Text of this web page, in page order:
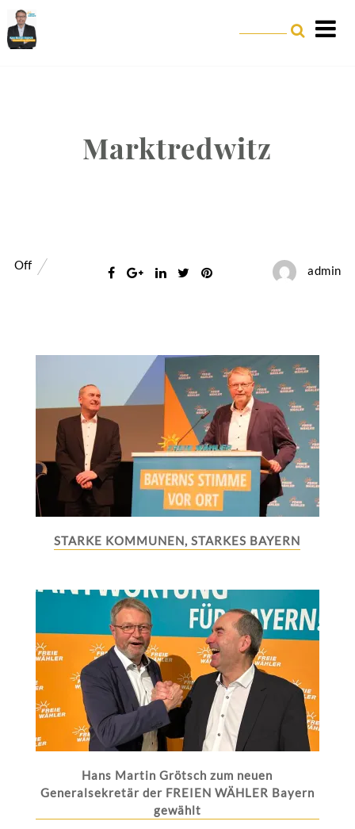
Marktredwitz
Off admin
STARKE KOMMUNEN, STARKES BAYERN
Hans Martin Grötsch zum neuen
Generalsekretär der FREIEN WÄHLER Bayern
gewählt